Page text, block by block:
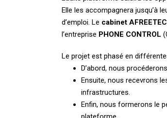
Elle les accompagnera jusqu’à
d’emploi. Le cabinet
l’entreprise PHONE CONTROL
Le projet est phasé en
D’abord, nous
Ensuite, nous recevrons
infrastructures.
Enfin, nous formerons le